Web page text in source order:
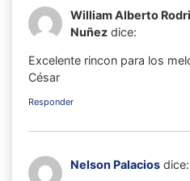
William Alberto
Nuñez dice:
Excelente rincon para los
César
Responder
Nelson Palacios dice: